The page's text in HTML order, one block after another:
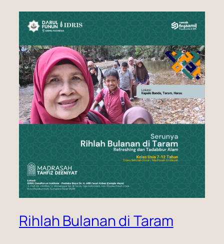
Rihlah Bulanan di Taram